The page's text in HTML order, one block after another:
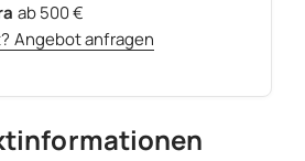
ab 500 €
Angebot anfragen